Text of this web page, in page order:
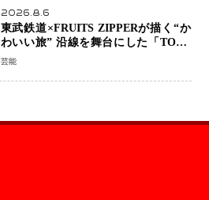
2026.8.6
東武鉄道×FRUITS ZIPPERが描く“か
わいい旅” 沿線を舞台にした「TOBU
KAWAII PROJECT」が開幕
芸能